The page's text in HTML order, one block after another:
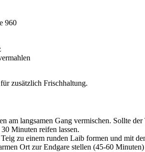
960
zusätzlich Frischhaltung.
am langsamen Gang vermischen. Sollte
Minuten reifen lassen.
zu einem runden Laib formen und mit
Ort zur Endgare stellen (45-60 Minuten)